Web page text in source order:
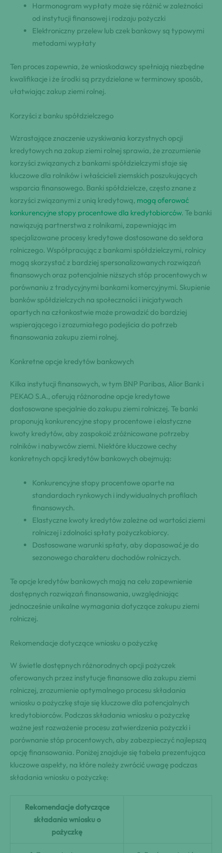
Harmonogram wypłaty może się różnić w zależności
od instytucji finansowej i rodzaju pożyczki
Elektroniczny przelew lub czek bankowy są typowymi
metodami wypłaty
Ten proces zapewnia, że wnioskodawcy spełniają niezbędne
kwalifikacje i że środki są przydzielane w terminowy sposób,
ułatwiając zakup ziemi rolnej.
Korzyści z banku spółdzielczego
Wzrastające znaczenie uzyskiwania korzystnych opcji
kredytowych na zakup ziemi rolnej sprawia, że zrozumienie
korzyści związanych z bankami spółdzielczymi staje się
kluczowe dla rolników i właścicieli ziemskich poszukujących
wsparcia finansowego. Banki spółdzielcze, często znane z
korzyści związanymi z unią kredytową, mogą oferować
konkurencyjne stopy procentowe dla kredytobiorców. Te banki
nawiązują partnerstwa z rolnikami, zapewniając im
specjalizowane procesy kredytowe dostosowane do sektora
rolniczego. Współpracując z bankami spółdzielczymi, rolnicy
mogą skorzystać z bardziej spersonalizowanych rozwiązań
finansowych oraz potencjalnie niższych stóp procentowych w
porównaniu z tradycyjnymi bankami komercyjnymi. Skupienie
banków spółdzielczych na społeczności i inicjatywach
opartych na członkostwie może prowadzić do bardziej
wspierającego i zrozumiałego podejścia do potrzeb
finansowania zakupu ziemi rolnej.
Konkretne opcje kredytów bankowych
Kilka instytucji finansowych, w tym BNP Paribas, Alior Bank i
PEKAO S.A., oferują różnorodne opcje kredytowe
dostosowane specjalnie do zakupu ziemi rolniczej. Te banki
proponują konkurencyjne stopy procentowe i elastyczne
kwoty kredytów, aby zaspokoić zróżnicowane potrzeby
rolników i nabywców ziemi. Niektóre kluczowe cechy
konkretnych opcji kredytów bankowych obejmują:
Konkurencyjne stopy procentowe oparte na
standardach rynkowych i indywidualnych profilach
finansowych.
Elastyczne kwoty kredytów zależne od wartości ziemi
rolniczej i zdolności spłaty pożyczkobiorcy.
Dostosowane warunki spłaty, aby dopasować je do
sezonowego charakteru dochodów rolniczych.
Te opcje kredytów bankowych mają na celu zapewnienie
dostępnych rozwiązań finansowania, uwzględniając
jednocześnie unikalne wymagania dotyczące zakupu ziemi
rolniczej.
Rekomendacje dotyczące wniosku o pożyczkę
W świetle dostępnych różnorodnych opcji pożyczek
oferowanych przez instytucje finansowe dla zakupu ziemi
rolniczej, zrozumienie optymalnego procesu składania
wniosku o pożyczkę staje się kluczowe dla potencjalnych
kredytobiorców. Podczas składania wniosku o pożyczkę
ważne jest rozważenie procesu zatwierdzenia pożyczki i
porównanie stóp procentowych, aby zabezpieczyć najlepszą
opcję finansowania. Poniżej znajduje się tabela prezentująca
kluczowe aspekty, na które należy zwrócić uwagę podczas
składania wniosku o pożyczkę:
Rekomendacje dotyczące
składania wniosku o
pożyczkę